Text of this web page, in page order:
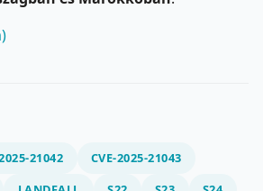
21042
CVE-2025-21043